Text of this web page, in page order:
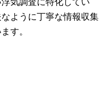
ように丁寧な情報収集
す。